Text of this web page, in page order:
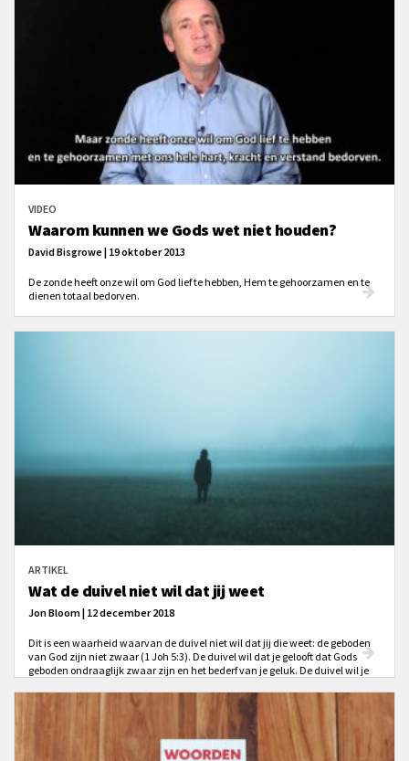
VIDEO
Waarom kunnen we Gods wet niet houden?
David Bisgrowe | 19 oktober 2013
De zonde heeft onze wil om God lief te hebben, Hem te gehoorzamen en te
dienen totaal bedorven.
ARTIKEL
Wat de duivel niet wil dat jij weet
Jon Bloom | 12 december 2018
Dit is een waarheid waarvan de duivel niet wil dat jij die weet: de geboden
van God zijn niet zwaar (1 Joh 5:3). De duivel wil dat je gelooft dat Gods
geboden ondraaglijk zwaar zijn en het bederf van je geluk. De duivel wil je
je oplegt.